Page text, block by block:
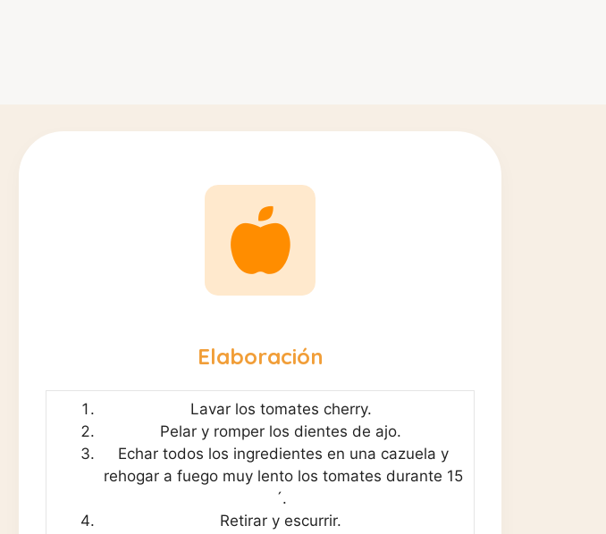
Elaboración
Lavar los tomates cherry.
Pelar y romper los dientes de ajo.
Echar todos los ingredientes en una cazuela y
rehogar a fuego muy lento los tomates durante 15
´.
Retirar y escurrir.